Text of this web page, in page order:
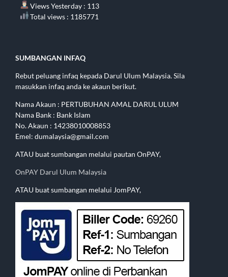
Views Yesterday : 113
Total views : 1185771
SUMBANGAN INFAQ
Rebut peluang infaq kepada Darul Ulum Malaysia. Sila
masukkan infaq anda ke akaun berikut.
Nama Akaun : PERTUBUHAN AMAL DARUL ULUM
Nama Bank : Bank Islam
No. Akaun : 14238010008853
Emel: dumalaysia@gmail.com
ATAU buat sumbangan melalui pautan OnPAY,
OnPAY Darul Ulum Malaysia
ATAU buat sumbangan melalui JomPAY,